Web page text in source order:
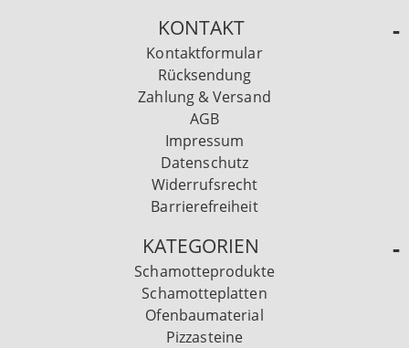
KONTAKT
Kontaktformular
Rücksendung
Zahlung & Versand
AGB
Impressum
Datenschutz
Widerrufsrecht
Barrierefreiheit
KATEGORIEN
Schamotteprodukte
Schamotteplatten
Ofenbaumaterial
Pizzasteine